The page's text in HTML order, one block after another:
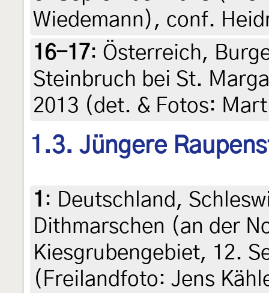
Wiedemann), conf.
16-17: Österreich,
Steinbruch bei St.
2013 (det. & Fotos:
1.3. Jüngere
1 : Deutschland,
Dithmarschen (an der
Kiesgrubengebiet, 12.
(Freilandfoto: Jens